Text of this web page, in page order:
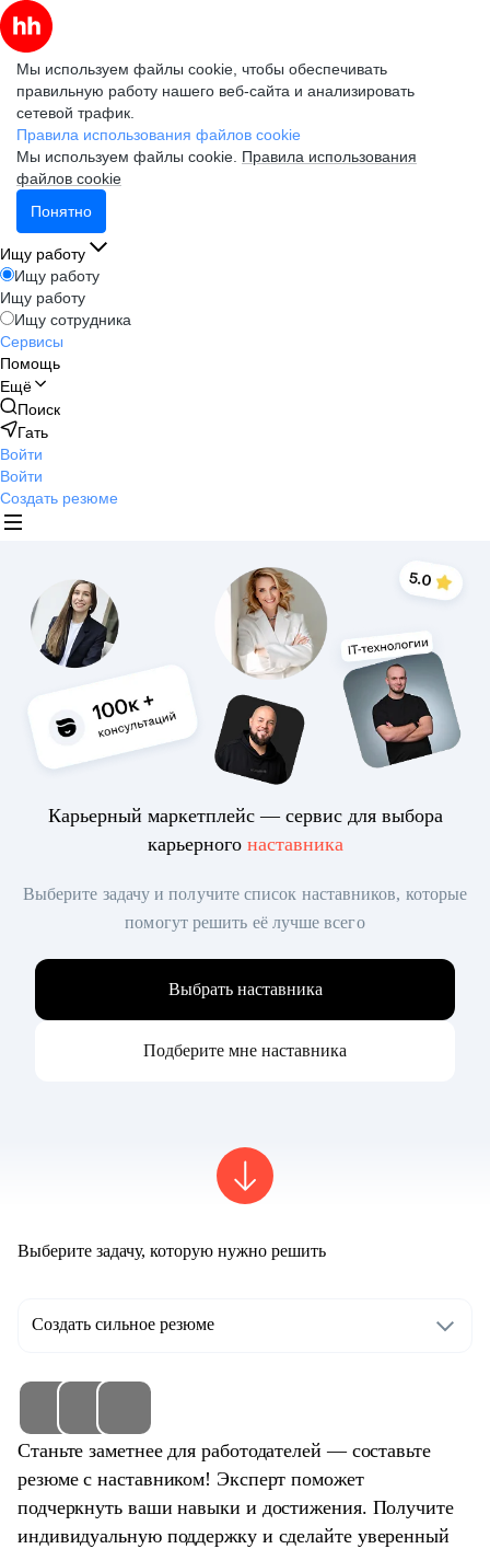
Мы используем файлы cookie, чтобы обеспечивать
правильную работу нашего веб-сайта и анализировать
сетевой трафик.
Правила использования файлов cookie
Мы используем файлы cookie. Правила использования
файлов cookie
Понятно
Ищу работу
Ищу работу
Ищу работу
Ищу сотрудника
Сервисы
Помощь
Ещё
Поиск
Гать
Войти
Войти
Создать резюме
Карьерный маркетплейс — сервис для выбора
карьерного наставника
Выберите задачу и получите список наставников, которые
помогут решить её лучше всего
Выбрать наставника
Подберите мне наставника
Выберите задачу, которую нужно решить
Создать сильное резюме
Станьте заметнее для работодателей — составьте
резюме с наставником! Эксперт поможет
подчеркнуть ваши навыки и достижения. Получите
индивидуальную поддержку и сделайте уверенный